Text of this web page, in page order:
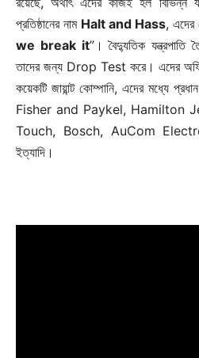
Company
প্রতিষ্ঠানের নাম Halt and Hass, এদের
we break it”। বৈদ্যুতিক যন্ত্রপাতি
তাদের জন্য Drop Test করে। এদের
কয়েকটি জায়ান্ট কোম্পানি, এদের মধ্যে
Fisher and Paykel, Hamilton
Touch, Bosch, AuCom
ইত্যাদি।